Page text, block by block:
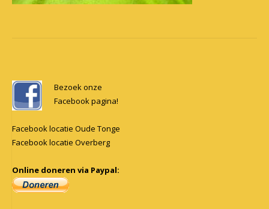
navigation
Bezoek onze
Facebook pagina!
Facebook locatie Oude Tonge
Facebook locatie Overberg
Online doneren via Paypal: